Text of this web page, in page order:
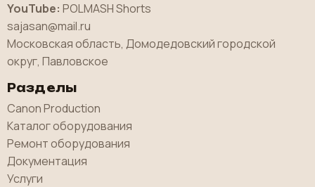
YouTube: POLMASH Shorts
sajasan@mail.ru
Московская область, Домодедовский городской
округ, Павловское
Разделы
Canon Production
Каталог оборудования
Ремонт оборудования
Документация
Услуги